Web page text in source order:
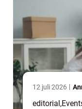
12 juli 2026
editorial ,